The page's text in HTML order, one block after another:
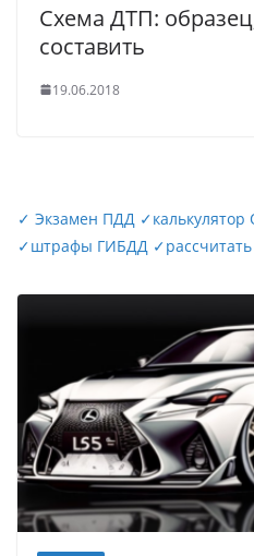
Схема ДТП:
составить
19.06.2018
✓ Экзамен ПДД ✓калькулятор
✓штрафы ГИБДД ✓